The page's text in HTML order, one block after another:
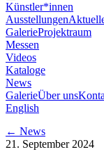
Künstler*innen
Ausstellungen
GalerieProjektraum
Messen
Videos
Kataloge
News
GalerieÜber uns
English
← News
21. September 2024